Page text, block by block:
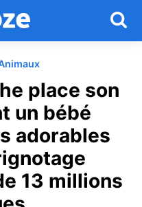
place son
un bébé
adorables
13 millions